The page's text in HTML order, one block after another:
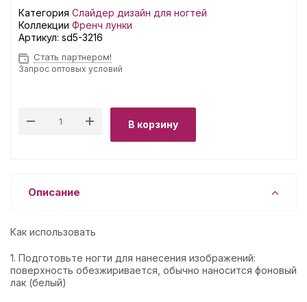
Категория Слайдер дизайн для ногтей
Коллекции Френч лунки
Артикул: sd5-3216
Стать партнером!
Запрос оптовых условий
В корзину
Описание
Как использовать
1. Подготовьте ногти для нанесения изображений:
поверхность обезжиривается, обычно наносится фоновый
лак (белый)